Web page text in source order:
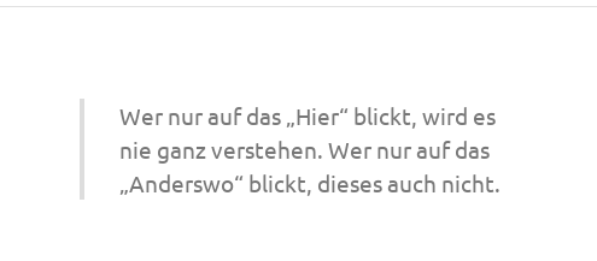
Wer nur auf das „Hier“ blickt, wird es
nie ganz verstehen. Wer nur auf das
„Anderswo“ blickt, dieses auch nicht.